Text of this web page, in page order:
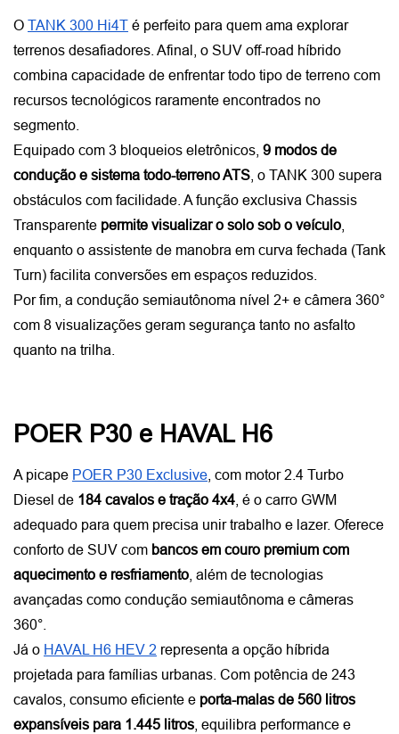
O TANK 300 Hi4T é perfeito para quem ama explorar
terrenos desafiadores. Afinal, o SUV off-road híbrido
combina capacidade de enfrentar todo tipo de terreno com
recursos tecnológicos raramente encontrados no
segmento.
Equipado com 3 bloqueios eletrônicos, 9 modos de
condução e sistema todo-terreno ATS , o TANK 300 supera
obstáculos com facilidade. A função exclusiva Chassis
Transparente permite visualizar o solo sob o veículo
enquanto o assistente de manobra em curva fechada (Tank
Turn) facilita conversões em espaços reduzidos.
Por fim, a condução semiautônoma nível 2+ e câmera 360°
com 8 visualizações geram segurança tanto no asfalto
quanto na trilha.
POER P30 e HAVAL H6
A picape POER P30 Exclusive , com motor 2.4 Turbo
Diesel de 184 cavalos e tração 4x4 , é o carro GWM
adequado para quem precisa unir trabalho e lazer. Oferece
conforto de SUV com bancos em couro premium com
aquecimento e resfriamento , além de tecnologias
avançadas como condução semiautônoma e câmeras
360°.
Já o HAVAL H6 HEV 2 representa a opção híbrida
projetada para famílias urbanas. Com potência de 243
cavalos, consumo eficiente e porta-malas de 560 litros
expansíveis para 1.445 litros , equilibra performance e